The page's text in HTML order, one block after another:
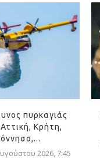
πυρκαγιάς
Κρήτη,
2026, 7:45